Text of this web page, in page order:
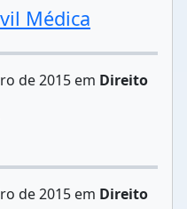
Médica
de 2015 em Direito
de 2015 em Direito